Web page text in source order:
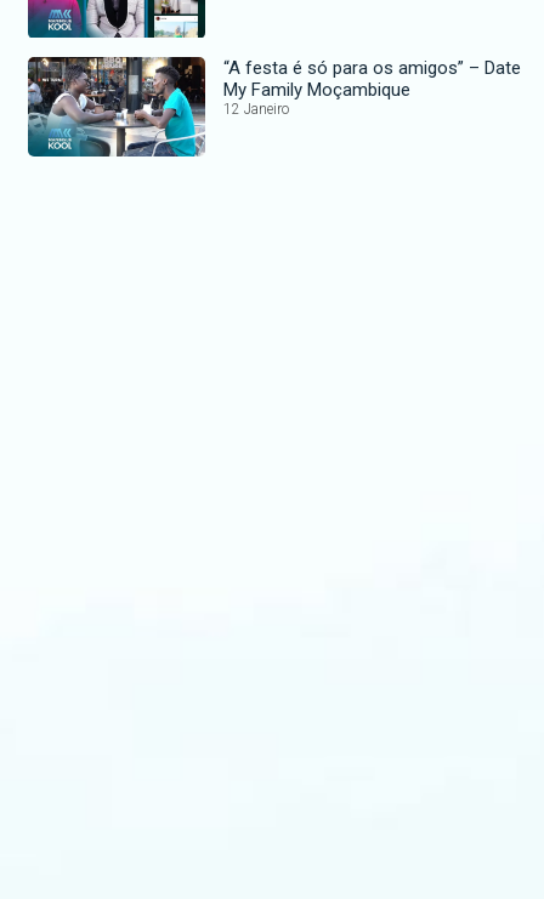
“A festa é só para os amigos” – Date
My Family Moçambique
12 Janeiro